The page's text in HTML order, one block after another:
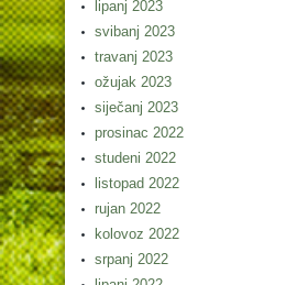
lipanj 2023
svibanj 2023
travanj 2023
ožujak 2023
siječanj 2023
prosinac 2022
studeni 2022
listopad 2022
rujan 2022
kolovoz 2022
srpanj 2022